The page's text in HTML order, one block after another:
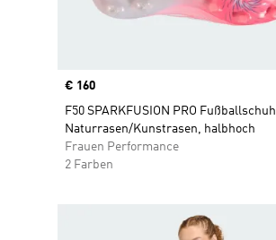
Price
€ 160
F50 SPARKFUSION PRO Fußballschuh,
Naturrasen/Kunstrasen, halbhoch
Frauen Performance
2 Farben